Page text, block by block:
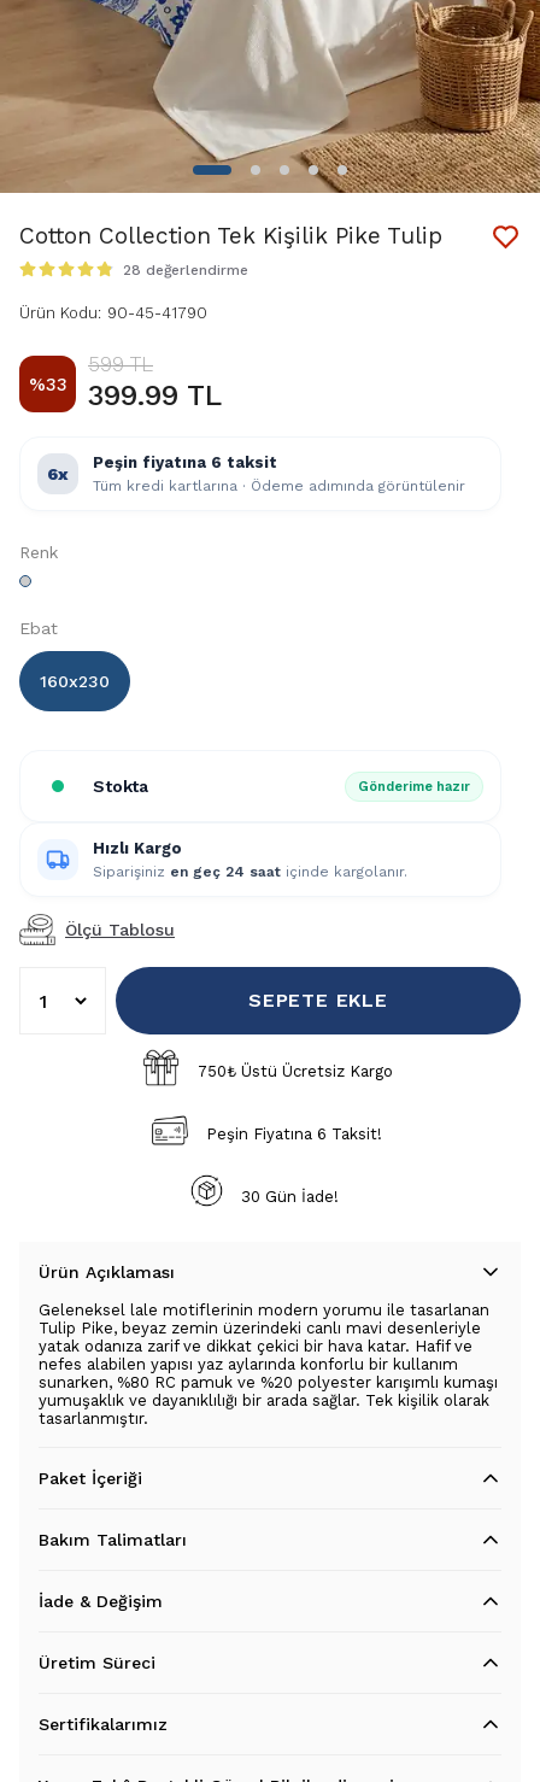
Cotton Collection Tek Kişilik Pike Tulip
28 değerlendirme
Ürün Kodu: 90-45-41790
%33
599 TL
399.99 TL
6x
Peşin fiyatına 6 taksit
Tüm kredi kartlarına · Ödeme adımında görüntülenir
Renk
Ebat
160x230
Stokta Gönderime hazır
Hızlı Kargo
Siparişiniz en geç 24 saat içinde kargolanır.
Ölçü Tablosu
SEPETE EKLE
750₺ Üstü Ücretsiz Kargo
Peşin Fiyatına 6 Taksit!
30 Gün İade!
Ürün Açıklaması
Geleneksel lale motiflerinin modern yorumu ile tasarlanan
Tulip Pike, beyaz zemin üzerindeki canlı mavi desenleriyle
yatak odanıza zarif ve dikkat çekici bir hava katar. Hafif ve
nefes alabilen yapısı yaz aylarında konforlu bir kullanım
sunarken, %80 RC pamuk ve %20 polyester karışımlı kumaşı
yumuşaklık ve dayanıklılığı bir arada sağlar. Tek kişilik olarak
tasarlanmıştır.
Paket İçeriği
Bakım Talimatları
İade & Değişim
Üretim Süreci
Sertifikalarımız